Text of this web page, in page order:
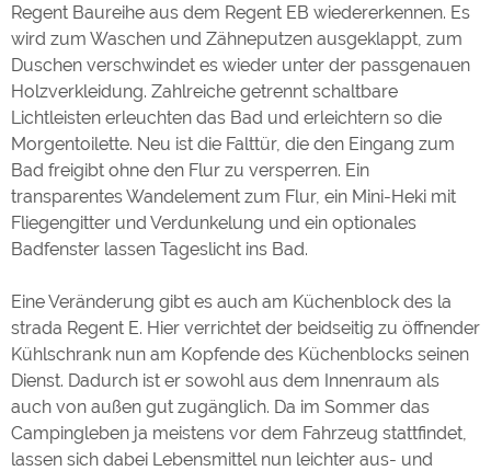
Regent Baureihe aus dem Regent EB wiedererkennen. Es
wird zum Waschen und Zähneputzen ausgeklappt, zum
Duschen verschwindet es wieder unter der passgenauen
Holzverkleidung. Zahlreiche getrennt schaltbare
Lichtleisten erleuchten das Bad und erleichtern so die
Morgentoilette. Neu ist die Falttür, die den Eingang zum
Bad freigibt ohne den Flur zu versperren. Ein
transparentes Wandelement zum Flur, ein Mini-Heki mit
Fliegengitter und Verdunkelung und ein optionales
Badfenster lassen Tageslicht ins Bad.
Eine Veränderung gibt es auch am Küchenblock des la
strada Regent E. Hier verrichtet der beidseitig zu öffnender
Kühlschrank nun am Kopfende des Küchenblocks seinen
Dienst. Dadurch ist er sowohl aus dem Innenraum als
auch von außen gut zugänglich. Da im Sommer das
Campingleben ja meistens vor dem Fahrzeug stattfindet,
lassen sich dabei Lebensmittel nun leichter aus- und